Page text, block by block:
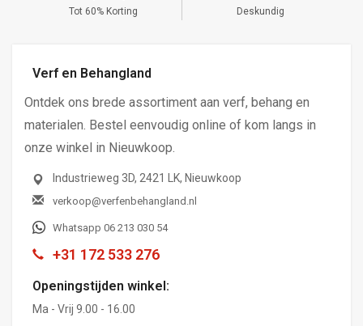
Tot 60% Korting Deskundig
Verf en Behangland
Ontdek ons brede assortiment aan verf, behang en
materialen. Bestel eenvoudig online of kom langs in
onze winkel in Nieuwkoop.
Industrieweg 3D, 2421 LK, Nieuwkoop
verkoop@verfenbehangland.nl
Whatsapp 06 213 030 54
+31 172 533 276
Openingstijden winkel:
Ma - Vrij 9.00 - 16.00